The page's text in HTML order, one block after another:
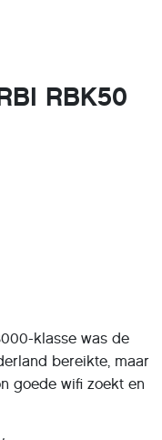
RBK50
klasse was de
bereikte, maar
goede wifi zoekt en